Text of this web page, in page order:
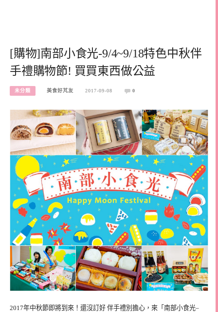
[購物]南部小食光-9/4~9/18特色中秋伴
手禮購物節! 買買東西做公益
未分類 美食好芃友 2017-09-08 0
2017年中秋節即將到來！還沒訂好 伴手禮別擔心，來「南部小食光–